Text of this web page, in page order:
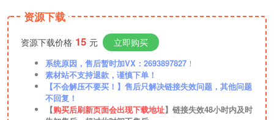
资源下载
资源下载价格 15 元 立即购买
系统原因，售后暂时加VX：2693897827 ！
素材站不支持退款，谨慎下单！
【不会解压不要买！】售后只解决链接失效问题，其他问题
不回复！
【购买后刷新页面会出现下载地址】链接失效48小时内及时